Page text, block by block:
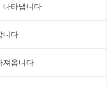
나타냅니다
니다
져옵니다